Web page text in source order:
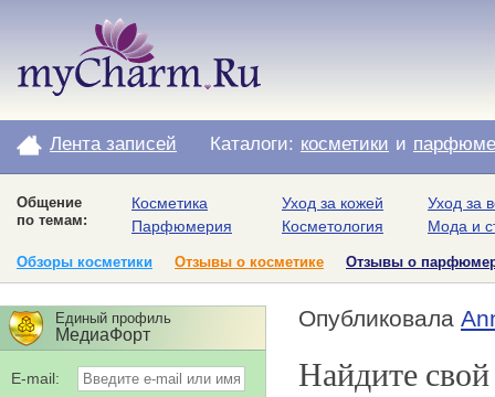
Лента записей Каталоги: косметики и
Общение
по темам:
Косметика
Парфюмерия
Уход за кожей
Косметология
Уход за
Мода и
Обзоры косметики Отзывы о косметике Отзывы о
Опубликовала
Найдите
Единый профиль
МедиаФорт
E-mail: